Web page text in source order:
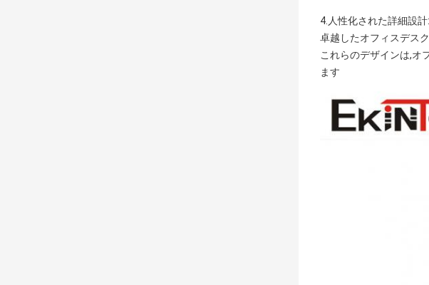
4.人性化された詳細設計:
卓越したオフィスデス
これらのデザインは,オ
ます